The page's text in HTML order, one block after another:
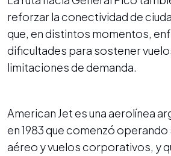
reforzar la conectividad de
que, en distintos momentos,
dificultades para sostener
limitaciones de demanda.
American Jet es una aerolínea
en 1983 que comenzó
aéreo y vuelos corporativos, y